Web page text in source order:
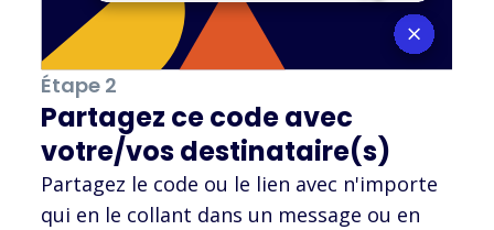
Étape 2
Partagez ce code avec
votre/vos destinataire(s)
Partagez le code ou le lien avec n'importe
qui en le collant dans un message ou en